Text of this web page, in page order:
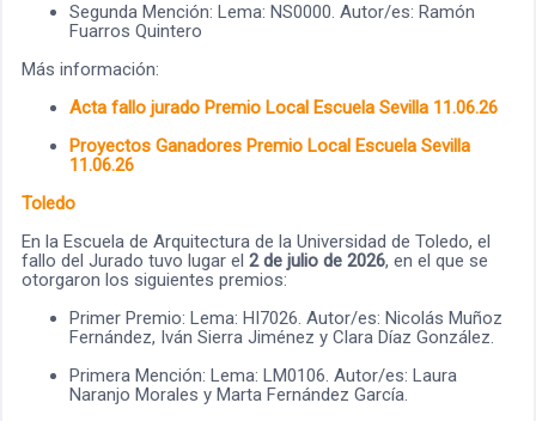
Segunda Mención: Lema: NS0000. Autor/es: Ramón
Fuarros Quintero
Más información:
Acta fallo jurado Premio Local Escuela Sevilla 11.06.26
Proyectos Ganadores Premio Local Escuela Sevilla
11.06.26
Toledo
En la Escuela de Arquitectura de la Universidad de Toledo, el
fallo del Jurado tuvo lugar el2 de julio de 2026, en el que se
otorgaron los siguientes premios:
Primer Premio: Lema: HI7026. Autor/es: Nicolás Muñoz
Fernández, Iván Sierra Jiménez y Clara Díaz González.
Primera Mención: Lema: LM0106. Autor/es: Laura
Naranjo Morales y Marta Fernández García.